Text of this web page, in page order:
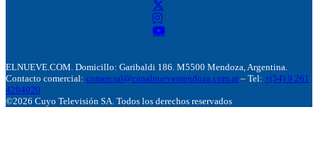
ELNUEVE.COM. Domicillo: Garibaldi 186. M5500 Mendoza, Argentina.
Contacto comercial: comercial@canalnuevemendoza.com.ar – Tel: +(54) 9 261
4204020
©2026 Cuyo Televisión SA. Todos los derechos reservados